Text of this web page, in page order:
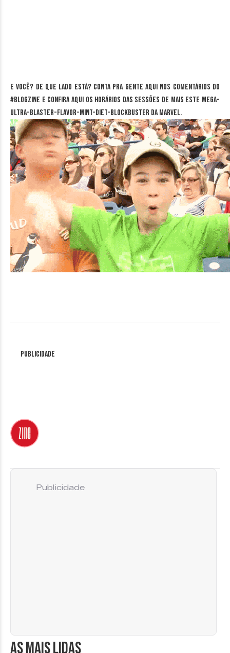
E você? De que lado está? Conta pra gente aqui nos comentários do
#blogZINE e confira aqui os horários das sessões de mais este mega-
ultra-blaster-flavor-mint-diet-blockbuster da Marvel.
Publicidade
AS MAIS LIDAS
Publicidade